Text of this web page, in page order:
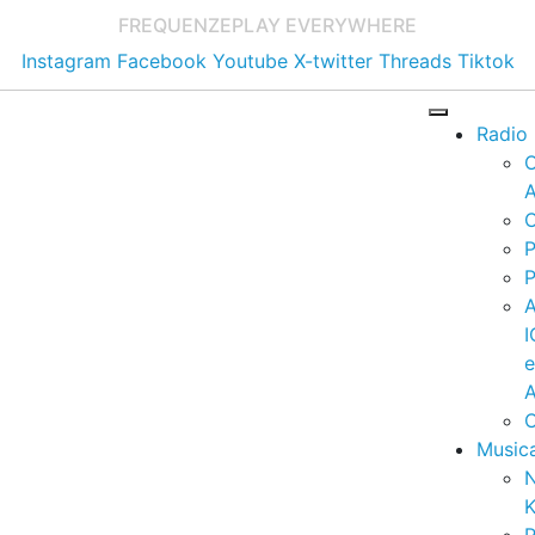
FREQUENZEPLAY EVERYWHERE
Instagram Facebook Youtube X-twitter Threads Tiktok
Radio
e